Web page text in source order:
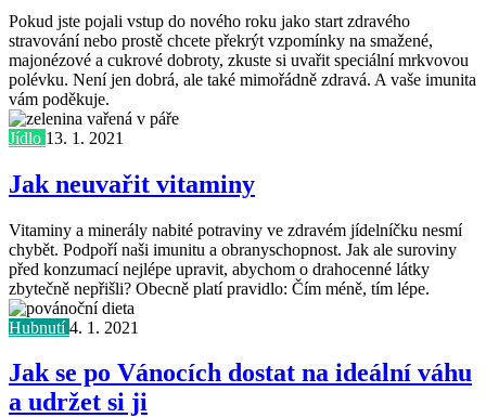
Pokud jste pojali vstup do nového roku jako start zdravého
stravování nebo prostě chcete překrýt vzpomínky na smažené,
majonézové a cukrové dobroty, zkuste si uvařit speciální mrkvovou
polévku. Není jen dobrá, ale také mimořádně zdravá. A vaše imunita
vám poděkuje.
Jídlo 13. 1. 2021
Jak neuvařit vitaminy
Vitaminy a minerály nabité potraviny ve zdravém jídelníčku nesmí
chybět. Podpoří naši imunitu a obranyschopnost. Jak ale suroviny
před konzumací nejlépe upravit, abychom o drahocenné látky
zbytečně nepřišli? Obecně platí pravidlo: Čím méně, tím lépe.
Hubnutí4. 1. 2021
Jak se po Vánocích dostat na ideální váhu
a udržet si ji